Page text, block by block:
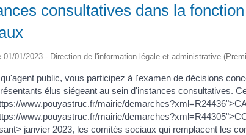
consultatives dans la
01/01/2023 - Direction de l'information légale et administrative
public, vous participez à l'examen de décisions
élus siégeant au sein d'instances consultatives.
www.pouyastruc.fr/mairie/
www.pouyastruc.fr/mairie/
janvier 2023, les comités sociaux qui remplacent les